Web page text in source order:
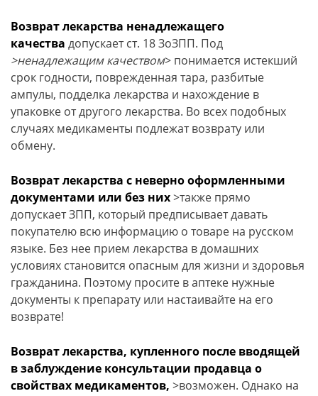
Возврат лекарства ненадлежащего
качества допускает ст. 18 ЗоЗПП. Под
>ненадлежащим качеством> понимается истекший
срок годности, поврежденная тара, разбитые
ампулы, подделка лекарства и нахождение в
упаковке от другого лекарства. Во всех подобных
случаях медикаменты подлежат возврату или
обмену.
Возврат лекарства с неверно оформленными
документами или без них>также прямо
допускает ЗПП, который предписывает давать
покупателю всю информацию о товаре на русском
языке. Без нее прием лекарства в домашних
условиях становится опасным для жизни и здоровья
гражданина. Поэтому просите в аптеке нужные
документы к препарату или настаивайте на его
возврате!
Возврат лекарства, купленного после вводящей
в заблуждение консультации продавца о
свойствах медикаментов, >возможен. Однако на